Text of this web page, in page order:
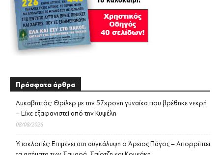
Πρόσφατα άρθρα
Λυκαβηττός: Θρίλερ με την 57χρονη γυναίκα που βρέθηκε νεκρή
– Είχε εξαφανιστεί από την Κυψέλη
08/08/2026
Υποκλοπές: Επιμένει στη συγκάλυψη ο Άρειος Πάγος – Απορρίπτει